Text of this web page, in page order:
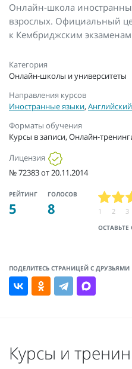
Онлайн-школа
взрослых. Официальный
к Кембриджским
Категория
Онлайн-школы и университеты
Направления курсов
Иностранные языки,
Форматы обучения
Курсы в записи, Онлайн-
Лицензия
№ 72383 от 20.11.2014
РЕЙТИНГ
5
ГОЛОСОВ
8
ОСТАВЬТЕ
1 2 3
ПОДЕЛИТЕСЬ СТРАНИЦЕЙ С ДРУЗЬЯМИ
Курсы и